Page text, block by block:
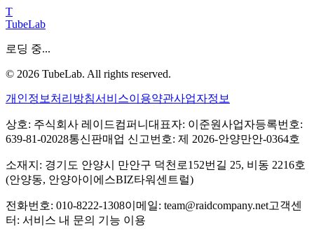
T
TubeLab
로딩 중...
© 2026 TubeLab. All rights reserved.
개인정보처리방침서비스이용약관사업자정보
상호: 주식회사 레이드컴퍼니 대표자: 이준원사업자등록번호:
639-81-02028통신판매업 신고번호: 제 2026-안양만안-0364호
소재지: 경기도 안양시 만안구 덕천로152번길 25, 비동 2216호
(안양동, 안양아이에스BIZ타워센트럴)
전화번호: 010-8222-1308이메일: team@raidcompany.net고객센
터: 서비스 내 문의 기능 이용